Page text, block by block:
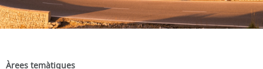
Àrees temàtiques